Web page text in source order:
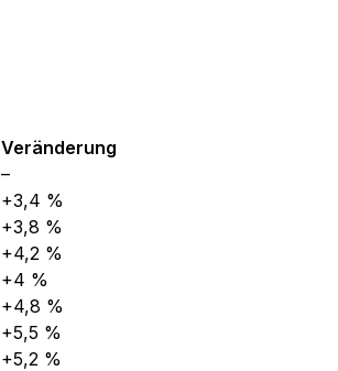
Veränderung
–
+3,4 %
+3,8 %
+4,2 %
+4 %
+4,8 %
+5,5 %
+5,2 %